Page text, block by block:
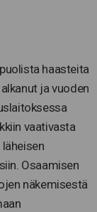
haasteita
ja vuoden
vaativasta
Osaamisen
näkemisestä